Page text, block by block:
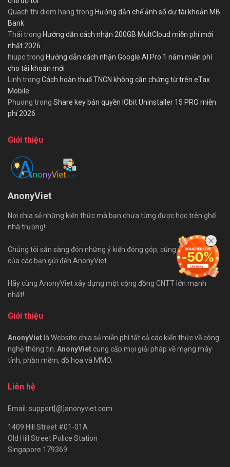
Quach thi diem hang trong Hướng dẫn chế ảnh số dư tài khoản MB
Bank
Thái trong Hướng dẫn cách nhận 200GB MultCloud miễn phí mới
nhất 2026
hiupctrong Hướng dẫn cách nhận Google AI Pro 1 năm miễn phí
cho tài khoản mới
Linh trong Cách hoàn thuế TNCN không cần chứng từ trên eTax
Mobile
Phuong trong Share key bản quyền IObit Uninstaller 15 PRO miễn
phí 2026
Giới thiệu
AnonyViet
Nơi chia sẻ những kiến thức mà bạn chưa từng được học trên ghế
nhà trường!
Chúng tôi sẵn sàng đón những ý kiến đóng góp, cũng như bài viết
của các bạn gửi đến AnonyViet.
Hãy cùng AnonyViet xây dựng một cộng đồng CNTT lớn mạnh
nhất!
Giới thiệu
AnonyVietlà Website chia sẻ miễn phí tất cả các kiến thức về công
nghệ thông tin. AnonyViet cung cấp mọi giải pháp về mạng máy
tính, phần mềm, đồ họa và MMO.
Liên hệ
Email: support[@]anonyviet.com
1409 Hill Street #01-01A
Old Hill Street Police Station
Singapore 179369